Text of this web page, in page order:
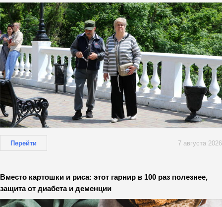
Перейти 7 августа 2026
Вместо картошки и риса: этот гарнир в 100 раз полезнее,
защита от диабета и деменции